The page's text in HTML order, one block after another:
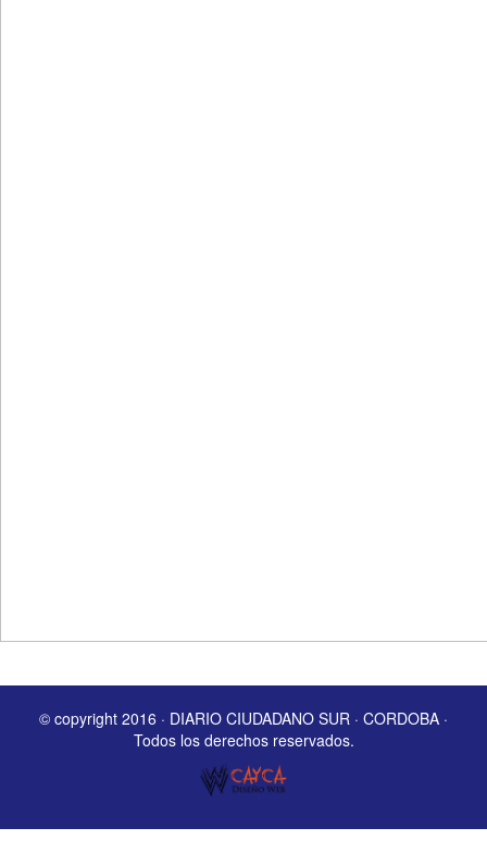
© copyright 2016 · DIARIO CIUDADANO SUR · CORDOBA ·
Todos los derechos reservados.